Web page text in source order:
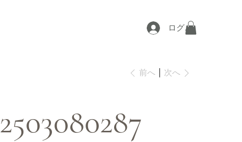
ログイン
前へ 次へ
2503080287